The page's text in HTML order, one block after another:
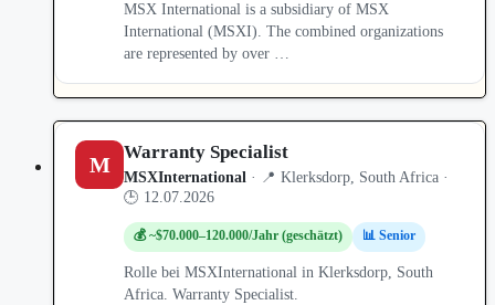
MSX International is a subsidiary of MSX
International (MSXI). The combined organizations
are represented by over …
M Warranty Specialist
MSXInternational · 📍 Klerksdorp, South Africa ·
🕒 12.07.2026
💰 ~$70.000–120.000/Jahr (geschätzt) 📊 Senior
Rolle bei MSXInternational in Klerksdorp, South
Africa. Warranty Specialist.